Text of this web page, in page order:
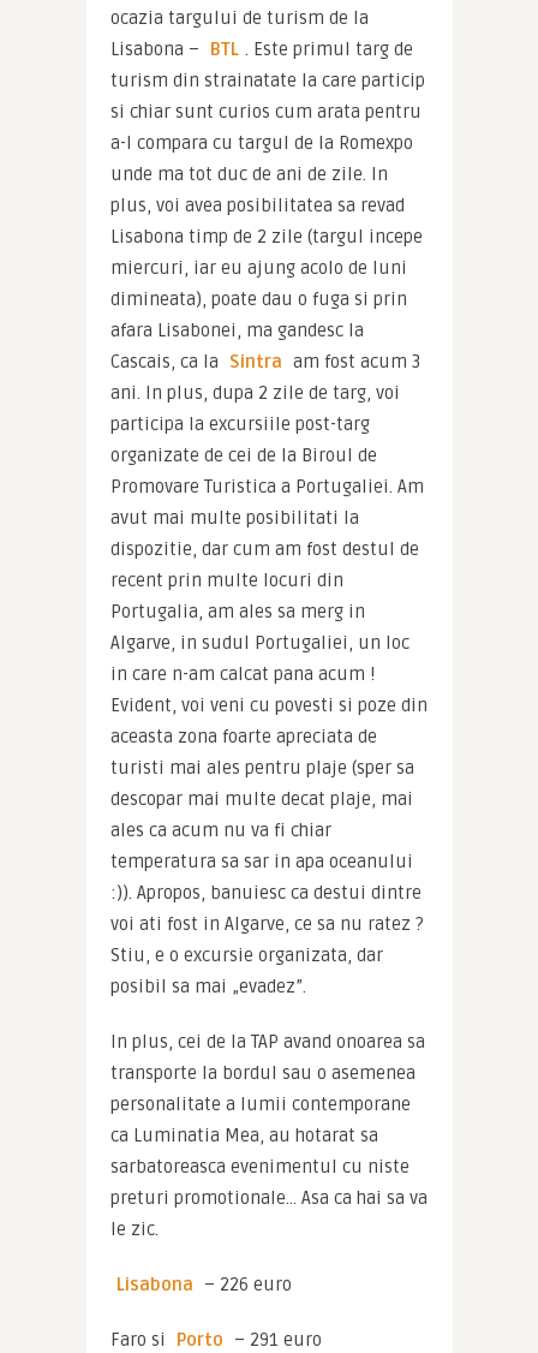
ocazia targului de turism de la
Lisabona –
BTL . Este primul targ de
turism din strainatate la care particip
si chiar sunt curios cum arata pentru
a-l compara cu targul de la Romexpo
unde ma tot duc de ani de zile. In
plus, voi avea posibilitatea sa revad
Lisabona timp de 2 zile (targul incepe
miercuri, iar eu ajung acolo de luni
dimineata), poate dau o fuga si prin
afara Lisabonei, ma gandesc la
Cascais, ca la
Sintra am fost acum 3
ani. In plus, dupa 2 zile de targ, voi
participa la excursiile post-targ
organizate de cei de la Biroul de
Promovare Turistica a Portugaliei. Am
avut mai multe posibilitati la
dispozitie, dar cum am fost destul de
recent prin multe locuri din
Portugalia, am ales sa merg in
Algarve, in sudul Portugaliei, un loc
in care n-am calcat pana acum !
Evident, voi veni cu povesti si poze din
aceasta zona foarte apreciata de
turisti mai ales pentru plaje (sper sa
descopar mai multe decat plaje, mai
ales ca acum nu va fi chiar
temperatura sa sar in apa oceanului
:)). Apropos, banuiesc ca destui dintre
voi ati fost in Algarve, ce sa nu ratez ?
Stiu, e o excursie organizata, dar
posibil sa mai „evadez”.
In plus, cei de la TAP avand onoarea sa
transporte la bordul sau o asemenea
personalitate a lumii contemporane
ca Luminatia Mea, au hotarat sa
sarbatoreasca evenimentul cu niste
preturi promotionale… Asa ca hai sa va
le zic.
Lisabona – 226 euro
Faro si Porto – 291 euro